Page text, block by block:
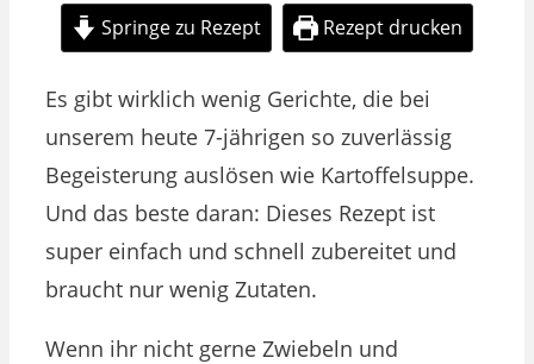
Springe zu Rezept Rezept drucken
Es gibt wirklich wenig Gerichte, die bei
unserem heute 7-jährigen so zuverlässig
Begeisterung auslösen wie Kartoffelsuppe.
Und das beste daran: Dieses Rezept ist
super einfach und schnell zubereitet und
braucht nur wenig Zutaten.
Wenn ihr nicht gerne Zwiebeln und